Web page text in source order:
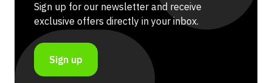
Sign up for our newsletter and receive
exclusive offers directly in your inbox.
Sign up